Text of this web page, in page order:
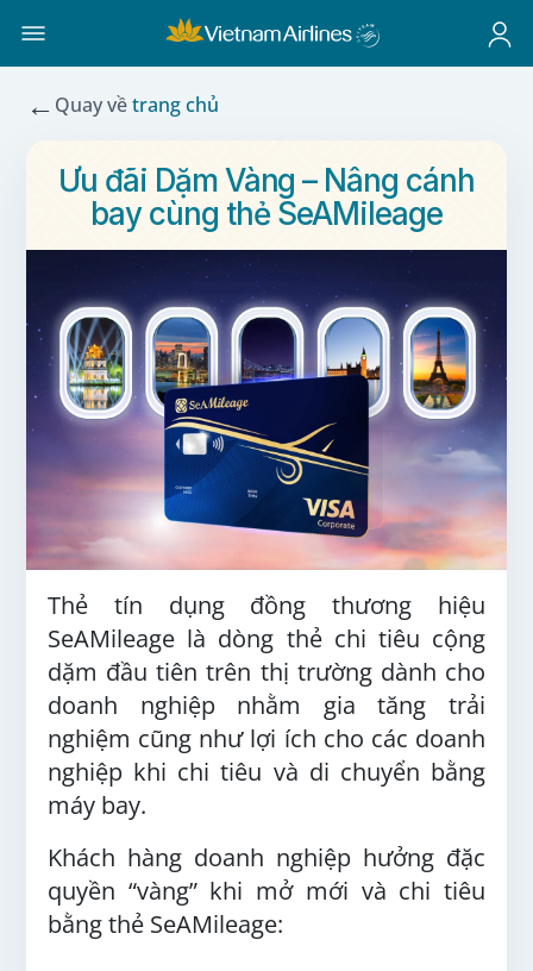
← Quay vềtrang chủ
Ưu đãi Dặm Vàng – Nâng cánh
bay cùng thẻ SeAMileage
Thẻ tín dụng đồng thương hiệu
SeAMileage là dòng thẻ chi tiêu cộng
dặm đầu tiên trên thị trường dành cho
doanh nghiệp nhằm gia tăng trải
nghiệm cũng như lợi ích cho các doanh
nghiệp khi chi tiêu và di chuyển bằng
máy bay.
Khách hàng doanh nghiệp hưởng đặc
quyền “vàng” khi mở mới và chi tiêu
bằng thẻ SeAMileage: